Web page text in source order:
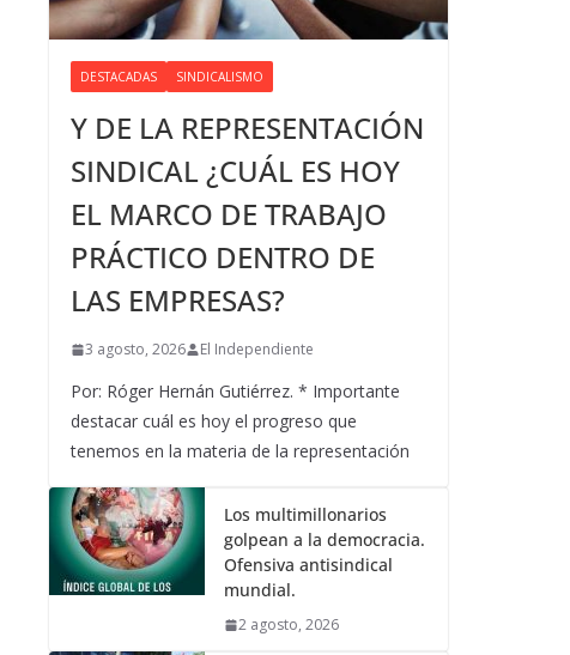
DESTACADAS SINDICALISMO
Y DE LA REPRESENTACIÓN
SINDICAL ¿CUÁL ES HOY
EL MARCO DE TRABAJO
PRÁCTICO DENTRO DE
LAS EMPRESAS?
3 agosto, 2026 El Independiente
Por: Róger Hernán Gutiérrez. * Importante
destacar cuál es hoy el progreso que
tenemos en la materia de la representación
Los multimillonarios
golpean a la democracia.
Ofensiva antisindical
mundial.
2 agosto, 2026